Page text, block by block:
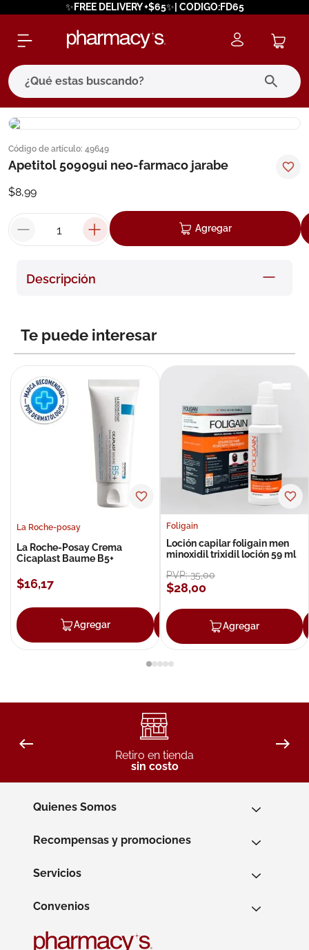
✨FREE DELIVERY +$65✨| CODIGO:FD65
¿Qué estas buscando?
Código de artículo: 49649
Apetitol 50909ui neo-farmaco jarabe
$8,99
Agregar
Descripción
Te puede interesar
La Roche-posay
La Roche-Posay Crema
Cicaplast Baume B5+
$16,17
Agregar Agregar
Foligain
Loción capilar foligain men
minoxidil trixidil loción 59 ml
PVP:35,00
$28,00
Agregar
Retiro en tienda
sin costo
Quienes Somos
Recompensas y promociones
Servicios
Convenios
términos más buscados
1. eucerin
3
pilexil
5. cerave
6 degraler
10.pañales